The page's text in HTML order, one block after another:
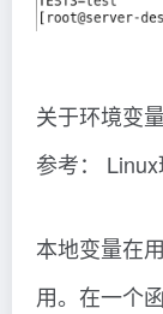
关于环境变
参考：
本地变量在
用。在一个